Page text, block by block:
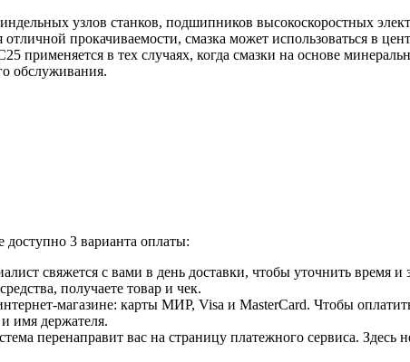
узлов станков, подшипников высокоскоростных
прокачиваемости, смазка может использоваться в
применяется в тех случаях, когда смазки на основе
обслуживания.
3 варианта оплаты:
свяжется с вами в день доставки, чтобы уточнить время
получаете товар и чек.
магазине: карты МИР, Visa и MasterCard. Чтобы
имя держателя.
перенаправит вас на страницу платежного сервиса. Здесь